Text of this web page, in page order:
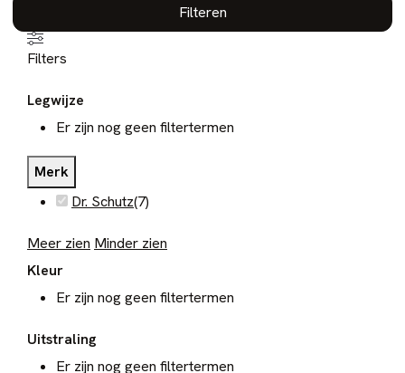
Filteren
Filters
Legwijze
Er zijn nog geen filtertermen
Merk
Dr. Schutz(7)
Meer zien Minder zien
Kleur
Er zijn nog geen filtertermen
Uitstraling
Er zijn nog geen filtertermen